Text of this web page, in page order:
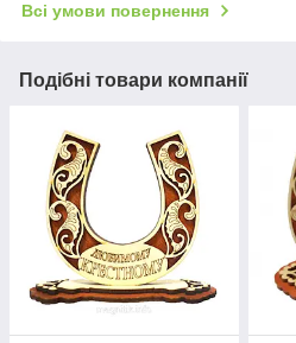
Всі умови повернення
Подібні товари компанії